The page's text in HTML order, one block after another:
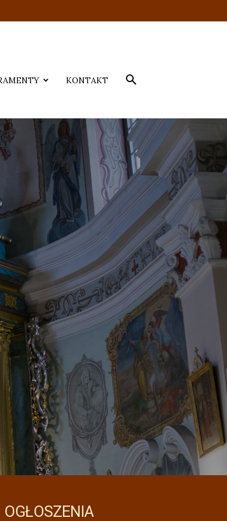
KONTAKT
OGŁOSZENIA